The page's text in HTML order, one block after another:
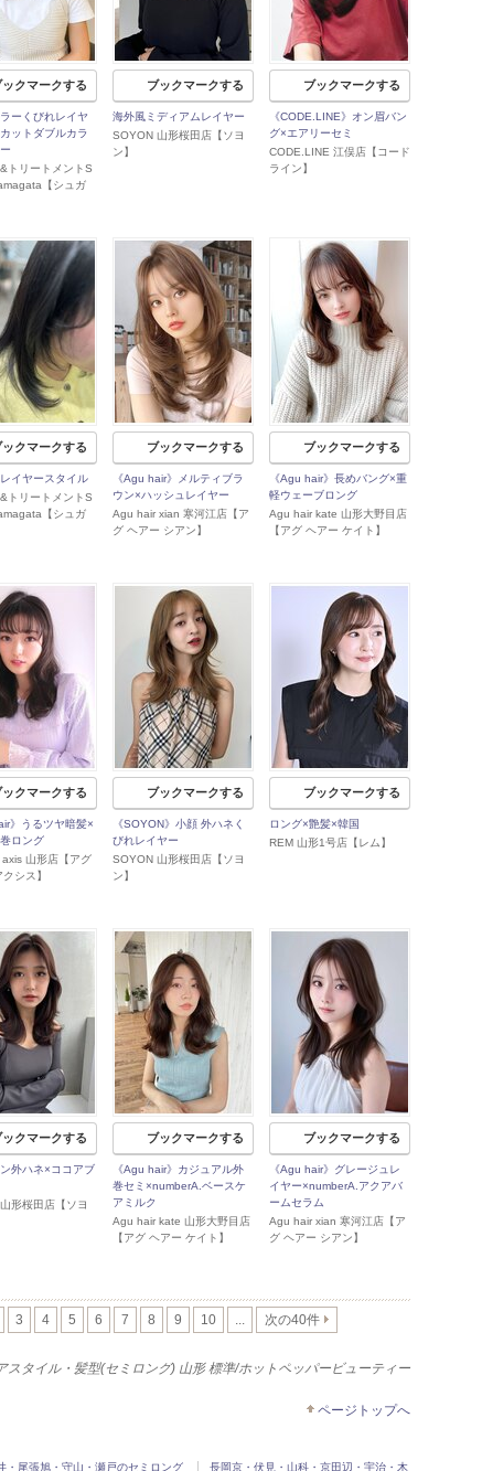
ックマークする
ーくびれレイヤ
ットダブルカラ
トリートメントS
【シュガ
ブックマークする
海外風ミディアムレイヤー
SOYON 山形桜田店【ソヨ
ン】
ブックマークする
《CODE.LINE》オン眉バン
グ×エアリーセミ
CODE.LINE 江俣店【コード
ライン】
ックマークする
イヤースタイル
トリートメントS
【シュガ
ブックマークする
《Agu hair》メルティブラ
ウン×ハッシュレイヤー
Agu hair xian 寒河江店【ア
グ ヘアー シアン】
ブックマークする
《Agu hair》長めバング×重
軽ウェーブロング
Agu hair kate 山形大野目店
【アグ ヘアー ケイト】
ックマークする
》うるツヤ暗髪×
ロング
山形店【アグ
シス】
ブックマークする
《SOYON》小顔 外ハネく
びれレイヤー
SOYON 山形桜田店【ソヨ
ン】
ブックマークする
ロング×艶髪×韓国
REM 山形1号店【レム】
ックマークする
外ハネ×ココアブ
形桜田店【ソヨ
ブックマークする
《Agu hair》カジュアル外
巻セミ×numberA.ベースケ
アミルク
Agu hair kate 山形大野目店
【アグ ヘアー ケイト】
ブックマークする
《Agu hair》グレージュレ
イヤー×numberA.アクアバ
ームセラム
Agu hair xian 寒河江店【ア
グ ヘアー シアン】
3 4 5 6 7 8 9 10 ... 次の40件
スタイル・髪型(セミロング) 山形 標準/ホットペッパービューティー
ページトップへ
・尾張旭・守山・瀬戸のセミロング 長岡京・伏見・山科・京田辺・宇治・木